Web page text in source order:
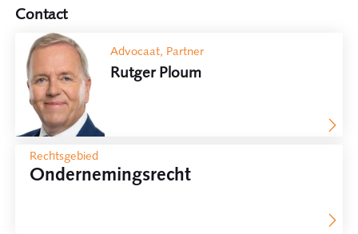
Contact
Advocaat, Partner
Rutger Ploum
Rechtsgebied
Ondernemingsrecht